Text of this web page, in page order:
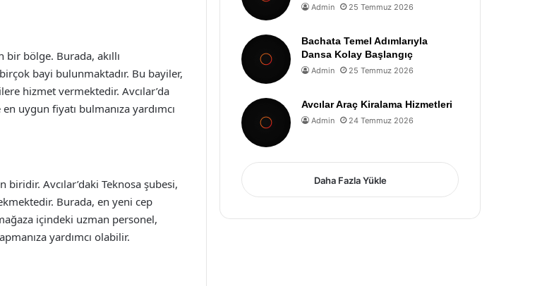
bölge. Burada, akıllı
bayi bulunmaktadır. Bu bayiler,
hizmet vermektedir. Avcılar’da
uygun fiyatı bulmanıza yardımcı
Avcılar’daki Teknosa şubesi,
Burada, en yeni cep
içindeki uzman personel,
yardımcı olabilir.
Admin 25 Temmuz 2026
Bachata Temel Adımlarıyla
Dansa Kolay Başlangıç
Admin 25 Temmuz 2026
Avcılar Araç Kiralama Hizmetleri
Admin 24 Temmuz 2026
Daha Fazla Yükle